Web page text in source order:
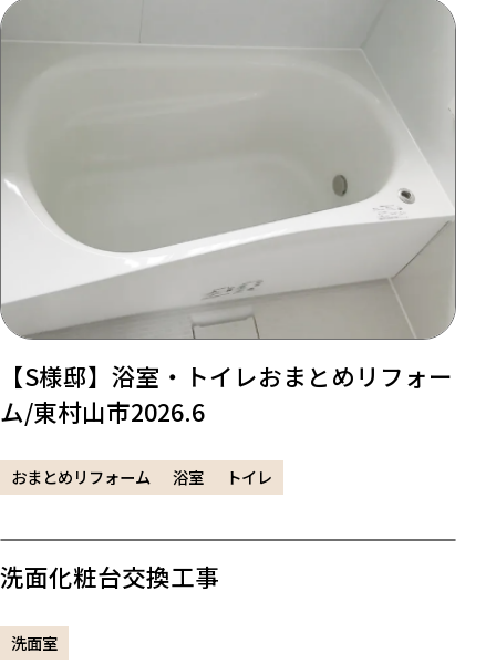
【S様邸】浴室・トイレおまとめリフォー
ム/東村山市2026.6
おまとめリフォーム 浴室 トイレ
洗面化粧台交換工事
洗面室